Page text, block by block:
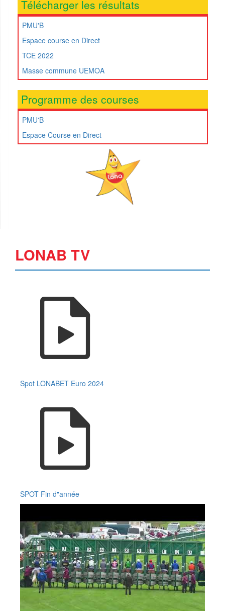
Télécharger les résultats
PMU'B
Espace course en Direct
TCE 2022
Masse commune UEMOA
Programme des courses
PMU'B
Espace Course en Direct
LONAB TV
Spot LONABET Euro 2024
SPOT Fin d"année